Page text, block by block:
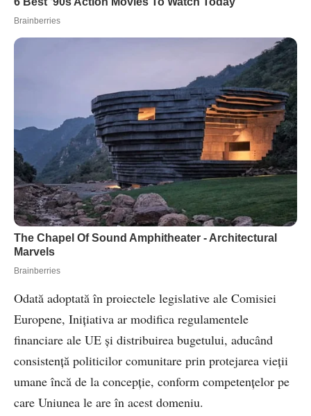
Odată adoptată în proiectele legislative ale Comisiei
Europene, Iniţiativa ar modifica regulamentele
financiare ale UE şi distribuirea bugetului, aducând
consistenţă politicilor comunitare prin protejarea vieţii
umane încă de la concepţie, conform competenţelor pe
care Uniunea le are în acest domeniu.